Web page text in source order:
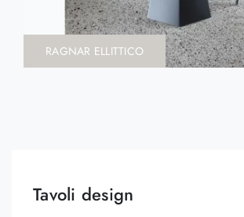
RAGNAR ELLITTICO
Tavoli design